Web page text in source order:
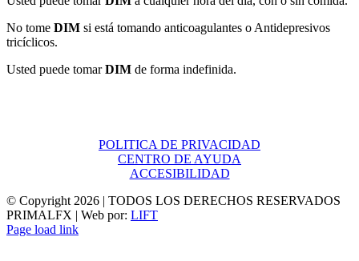
No tome DIM si está tomando anticoagulantes o Antidepresivos
tricíclicos.
Usted puede tomarDIM de forma indefinida.
POLITICA DE PRIVACIDAD
CENTRO DE AYUDA
ACCESIBILIDAD
© Copyright 2026 | TODOS LOS DERECHOS RESERVADOS
PRIMALFX | Web por: LIFT
Page load link